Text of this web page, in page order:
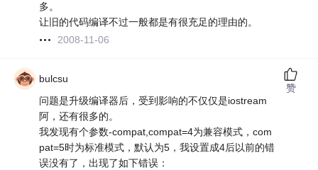
多。
让旧的代码编译不过一般都是有很充足的理由的。
2008-11-06
bulcsu
问题是升级编译器后，受到影响的不仅仅是iostream
阿，还有很多的。
我发现有个参数-compat,compat=4为兼容模式，com
pat=5时为标准模式，默认为5，我设置成4后以前的错
误没有了，出现了如下错误：
赞